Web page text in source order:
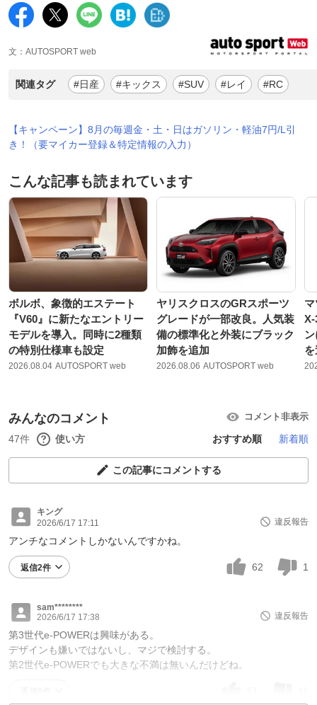
文：AUTOSPORT web
関連タグ #日産 #キックス #SUV #レイ #RC
【キャンペーン】8月の毎週金・土・日はガソリン・軽油7円/L引
き！（要マイカー登録＆特定情報の入力）
こんな記事も読まれています
ボルボ、象徴的エステート
『V60』に新たなエントリー
モデルを導入。同時に2種類
の特別仕様車も設定
2026.08.04 AUTOSPORT web
ヤリスクロスのGRスポーツ
グレードが一部改良。人気装
備の標準化と外装にブラック
加飾を追加
2026.08.06 AUTOSPORT web
X-
みんなのコメント コメント非表示
47件 使い方 おすすめ順 新着順
この記事にコメントする
キング
2026/6/17 17:11
違反報告
アンチなコメントしかないんですかね。
返信2件 62 1
sam********
2026/6/17 17:38
違反報告
第3世代e-POWERは興味がある。
デザインも嫌いではないし、マジで検討する。
第2世代e-POWERでも大きな不満は無いんだけどね。